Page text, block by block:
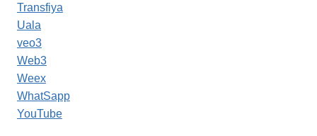
Transfiya
Uala
veo3
Web3
Weex
WhatSapp
YouTube